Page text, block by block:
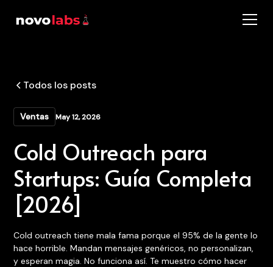
Todos los posts
Ventas May 12, 2026
Cold Outreach para
Startups: Guía Completa
[2026]
Cold outreach tiene mala fama porque el 95% de la gente lo
hace horrible. Mandan mensajes genéricos, no personalizan,
y esperan magia. No funciona así. Te muestro cómo hacer